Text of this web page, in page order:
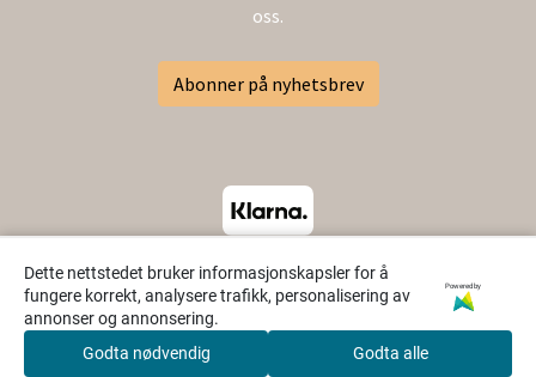
oss.
Abonner på nyhetsbrev
Dette nettstedet bruker informasjonskapsler for å
fungere korrekt, analysere trafikk, personalisering av
annonser og annonsering.
Powered by
Godta nødvendig Godta alle